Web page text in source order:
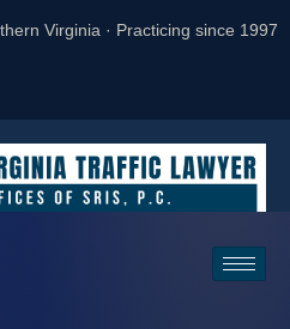
Virginia · Practicing since 1997